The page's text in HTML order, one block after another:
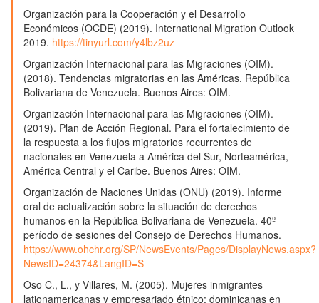
Organización para la Cooperación y el Desarrollo
Económicos (OCDE) (2019). International Migration Outlook
2019. https://tinyurl.com/y4lbz2uz
Organización Internacional para las Migraciones (OIM).
(2018). Tendencias migratorias en las Américas. República
Bolivariana de Venezuela. Buenos Aires: OIM.
Organización Internacional para las Migraciones (OIM).
(2019). Plan de Acción Regional. Para el fortalecimiento de
la respuesta a los flujos migratorios recurrentes de
nacionales en Venezuela a América del Sur, Norteamérica,
América Central y el Caribe. Buenos Aires: OIM.
Organización de Naciones Unidas (ONU) (2019). Informe
oral de actualización sobre la situación de derechos
humanos en la República Bolivariana de Venezuela. 40º
período de sesiones del Consejo de Derechos Humanos.
https://www.ohchr.org/SP/NewsEvents/Pages/DisplayNews.aspx?
NewsID=24374&LangID=S
Oso C., L., y Villares, M. (2005). Mujeres inmigrantes
lationamericanas y empresariado étnico: dominicanas en